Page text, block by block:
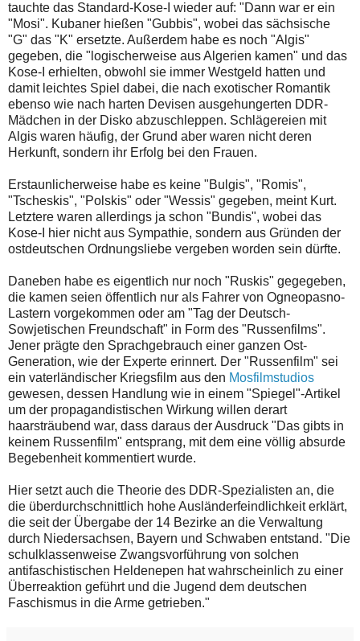
tauchte das Standard-Kose-I wieder auf: "Dann war er ein
"Mosi". Kubaner hießen "Gubbis", wobei das sächsische
"G" das "K" ersetzte. Außerdem habe es noch "Algis"
gegeben, die "logischerweise aus Algerien kamen" und das
Kose-I erhielten, obwohl sie immer Westgeld hatten und
damit leichtes Spiel dabei, die nach exotischer Romantik
ebenso wie nach harten Devisen ausgehungerten DDR-
Mädchen in der Disko abzuschleppen. Schlägereien mit
Algis waren häufig, der Grund aber waren nicht deren
Herkunft, sondern ihr Erfolg bei den Frauen.
Erstaunlicherweise habe es keine "Bulgis", "Romis",
"Tscheskis", "Polskis" oder "Wessis" gegeben, meint Kurt.
Letztere waren allerdings ja schon "Bundis", wobei das
Kose-I hier nicht aus Sympathie, sondern aus Gründen der
ostdeutschen Ordnungsliebe vergeben worden sein dürfte.
Daneben habe es eigentlich nur noch "Ruskis" gegegeben,
die kamen seien öffentlich nur als Fahrer von Ogneopasno-
Lastern vorgekommen oder am "Tag der Deutsch-
Sowjetischen Freundschaft" in Form des "Russenfilms".
Jener prägte den Sprachgebrauch einer ganzen Ost-
Generation, wie der Experte erinnert. Der "Russenfilm" sei
ein vaterländischer Kriegsfilm aus den Mosfilmstudios
gewesen, dessen Handlung wie in einem "Spiegel"-Artikel
um der propagandistischen Wirkung willen derart
haarsträubend war, dass daraus der Ausdruck "Das gibts in
keinem Russenfilm" entsprang, mit dem eine völlig absurde
Begebenheit kommentiert wurde.
Hier setzt auch die Theorie des DDR-Spezialisten an, die
die überdurchschnittlich hohe Ausländerfeindlichkeit erklärt,
die seit der Übergabe der 14 Bezirke an die Verwaltung
durch Niedersachsen, Bayern und Schwaben entstand. "Die
schulklassenweise Zwangsvorführung von solchen
antifaschistischen Heldenepen hat wahrscheinlich zu einer
Überreaktion geführt und die Jugend dem deutschen
Faschismus in die Arme getrieben."